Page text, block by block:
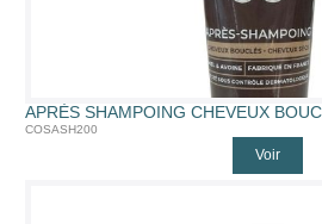
COSASH200
Voir